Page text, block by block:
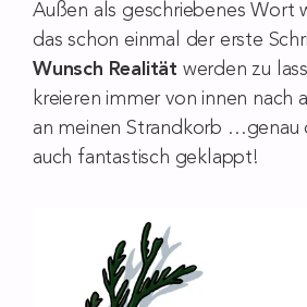
Außen als geschriebenes Wort
das schon einmal der erste
Wunsch Realität werden zu
kreieren immer von innen nach
an meinen Strandkorb …genau
auch fantastisch geklappt!